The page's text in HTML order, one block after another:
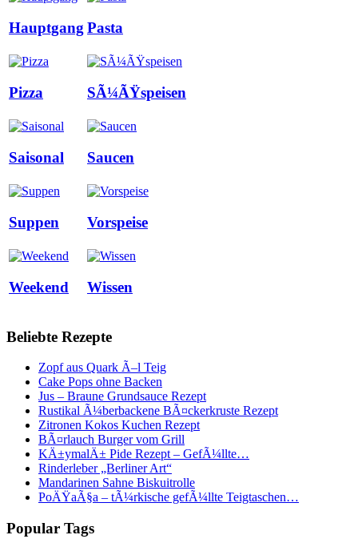
Hauptgang Pasta
Pizza SÃ¼ÃŸspeisen
Saisonal Saucen
Suppen Vorspeise
Weekend Wissen
Beliebte Rezepte
Zopf aus Quark Ã–l Teig
Cake Pops ohne Backen
Jus – Braune Grundsauce Rezept
Rustikal Ã¼berbackene BÃ¤ckerkruste Rezept
Zitronen Kokos Kuchen Rezept
BÃ¤rlauch Burger vom Grill
KÄ±ymalÄ± Pide Rezept – GefÃ¼llte…
Rinderleber „Berliner Art“
Mandarinen Sahne Biskuitrolle
PoÄŸaÃ§a – tÃ¼rkische gefÃ¼llte Teigtaschen…
Popular Tags